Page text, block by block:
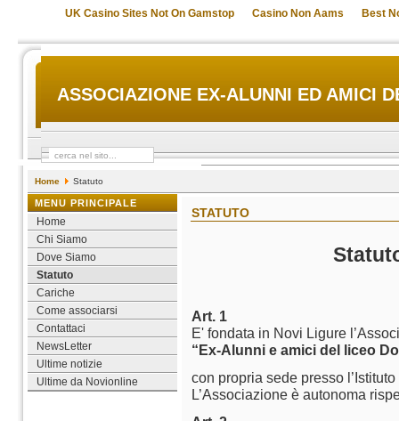
UK Casino Sites Not On Gamstop Casino Non Aams Best
ASSOCIAZIONE EX-ALUNNI ED AMICI
Home Statuto
MENU PRINCIPALE
Home
Chi Siamo
Dove Siamo
Statuto
Cariche
Come associarsi
Contattaci
NewsLetter
Ultime notizie
Ultime da Novionline
STATUTO
Art. 1
E' fondata in Novi Ligure
“Ex-Alunni e amici del liceo
con propria sede presso
L’Associazione è autonoma